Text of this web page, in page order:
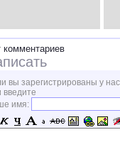
комментариев
вы зарегистрированы у
введите
имя: